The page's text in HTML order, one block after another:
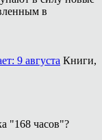
в
9 августа Книги,
"168 часов"?